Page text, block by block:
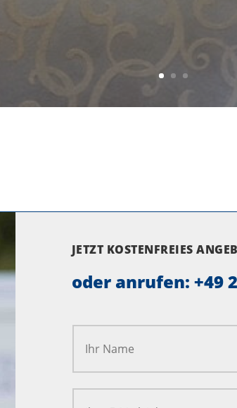
JETZT KOSTENFREIES
oder anrufen: +49